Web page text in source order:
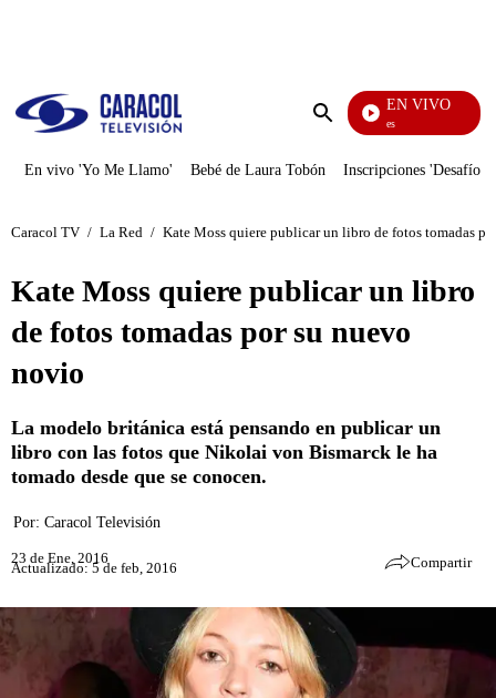
Enviar
EN VIVO
Sábados Felices
En vivo 'Yo Me Llamo' Bebé de Laura Tobón Inscripciones 'Desafío'
Caracol TV / La Red / Kate Moss quiere publicar un libro de fotos tomadas
Kate Moss quiere publicar un libro
de fotos tomadas por su nuevo
novio
La modelo británica está pensando en publicar un
libro con las fotos que Nikolai von Bismarck le ha
tomado desde que se conocen.
Por: Caracol Televisión
23 de Ene, 2016
Actualizado: 5 de feb, 2016 Compartir